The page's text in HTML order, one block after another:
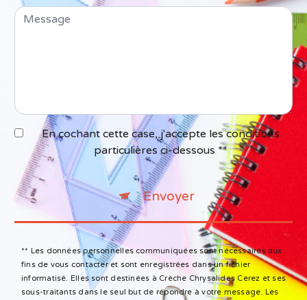
En cochant cette case, j'accepte les conditions
particulières ci-dessous **
Envoyer
** Les données personnelles communiquées sont nécessaires aux
fins de vous contacter et sont enregistrées dans un fichier
informatisé. Elles sont destinées à Crèche Chrysalides Cerez et ses
sous-traitants dans le seul but de répondre à votre message. Les